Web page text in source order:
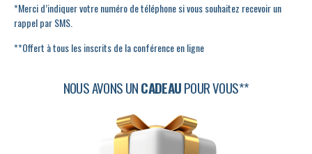
*Merci d’indiquer votre numéro de téléphone si vous souhaitez recevoir un
rappel par SMS.
**Offert à tous les inscrits de la conférence en ligne
NOUS AVONS UNCADEAUPOUR VOUS**